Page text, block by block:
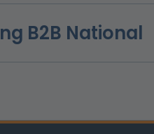
B2B National